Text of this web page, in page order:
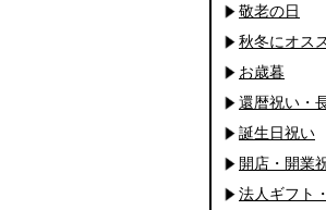
敬老の日
秋冬にオス
お歳暮
還暦祝い・
誕生日祝い
開店・開業
法人ギフト